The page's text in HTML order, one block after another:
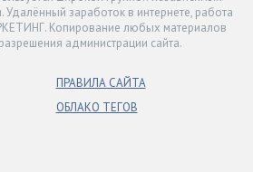
Удалённый заработок в интернете, работа
Копирование любых материалов
администрации сайта.
ПРАВИЛА САЙТА
ОБЛАКО ТЕГОВ